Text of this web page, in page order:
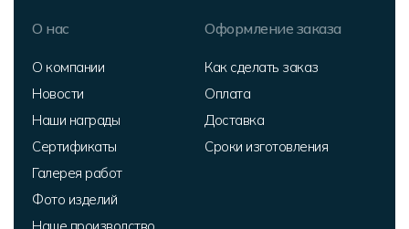
О нас
О компании
Новости
Наши награды
Сертификаты
Галерея работ
Фото изделий
Оформление заказа
Как сделать заказ
Оплата
Доставка
Сроки изготовления